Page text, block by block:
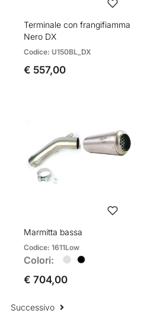
Terminale con frangifiamma
Nero DX
Codice: U150BL_DX
€ 557,00
Marmitta bassa
Codice: 1611Low
Colori:
€ 704,00
Successivo